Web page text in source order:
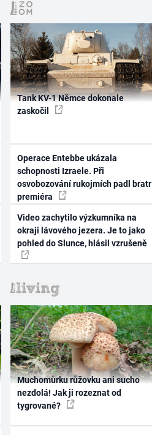
Tank KV-1 Němce dokonale
zaskočil
Operace Entebbe ukázala
schopnosti Izraele. Při
osvobozování rukojmích padl bratr
premiéra
Video zachytilo výzkumníka na
okraji lávového jezera. Je to jako
pohled do Slunce, hlásil vzrušeně
Muchomůrku růžovku ani sucho
nezdolá! Jak ji rozeznat od
tygrované?